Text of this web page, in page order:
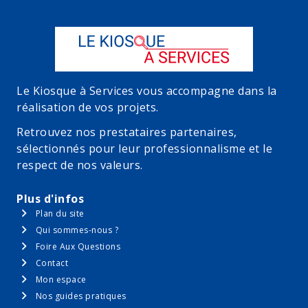
Le Kiosque à Services vous accompagne dans la
réalisation de vos projets.
Retrouvez nos prestataires partenaires,
sélectionnés pour leur professionnalisme et le
respect de nos valeurs.
Plus d'infos
Plan du site
Qui sommes-nous ?
Foire Aux Questions
Contact
Mon espace
Nos guides pratiques